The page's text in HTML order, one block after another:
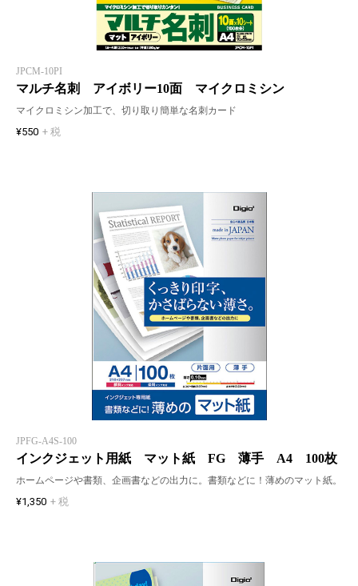
JPCM-10PI
マルチ名刺 アイボリー10面 マイクロミシン
マイクロミシン加工で、切り取り簡単な名刺カード
¥550 + 税
JPFG-A4S-100
インクジェット用紙 マット紙 FG 薄手 A4 100枚
ホームページや書類、企画書などの出力に。書類などに！薄めのマット紙。
¥1,350 + 税